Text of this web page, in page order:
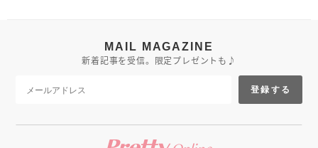
MAIL MAGAZINE
新着記事を受信。限定プレゼントも♪
登録する